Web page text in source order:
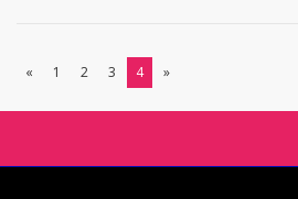
« 1 2 3 4 »